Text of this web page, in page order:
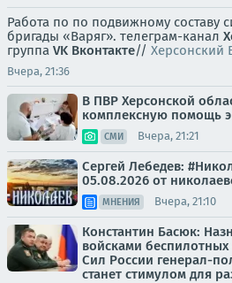
Работа по по подвижному составу
бригады «Варяг». телеграм-канал
группа VK Вконтакте// Херсонский
Вчера, 21:36
В ПВР Херсонской
комплексную помощь
СМИ Вчера, 21:21
Сергей Лебедев:
05.08.2026 от
МНЕНИЯ Вчера, 21:10
Константин Басюк:
войсками
Сил России генерал-
станет стимулом для